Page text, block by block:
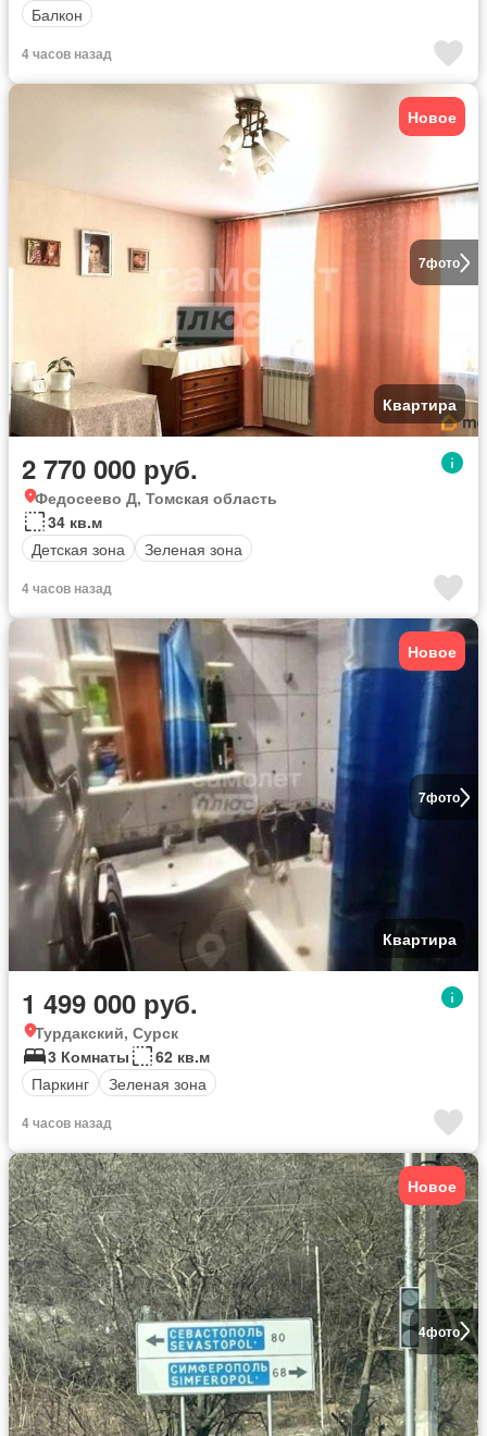
Балкон
4 часов назад
7фото
Новое
Квартира
2 770 000 руб.
Федосеево Д, Томская область
34 кв.м
Детская зона
Зеленая зона
4 часов назад
7фото
Новое
Квартира
1 499 000 руб.
Турдакский, Сурск
3 Комнаты
62 кв.м
Паркинг
Зеленая зона
4 часов назад
4фото
Новое